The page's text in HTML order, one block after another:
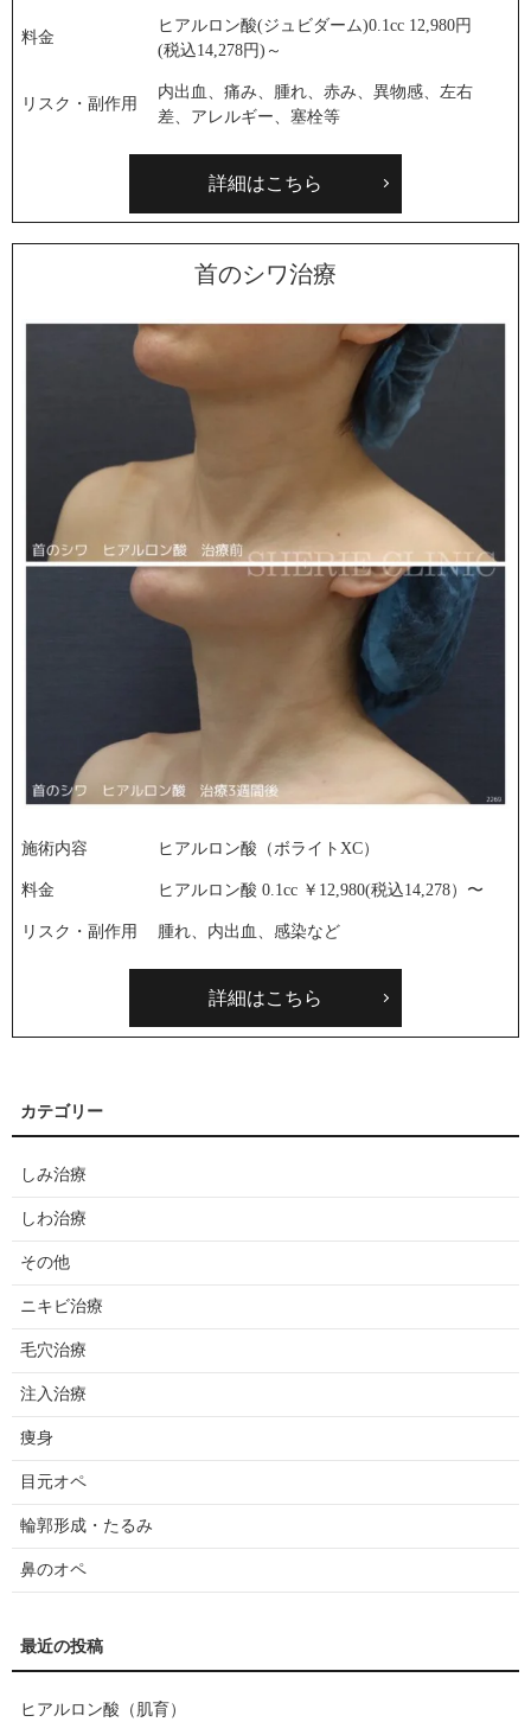
料金
ヒアルロン酸(ジュビダーム)0.1cc 12,980円
(税込14,278円)～
リスク・副作用
内出血、痛み、腫れ、赤み、異物感、左右
差、アレルギー、塞栓等
詳細はこちら
首のシワ治療
施術内容 ヒアルロン酸（ボライトXC）
料金 ヒアルロン酸 0.1cc ￥12,980(税込14,278）〜
リスク・副作用 腫れ、内出血、感染など
詳細はこちら
しみ治療
しわ治療
その他
ニキビ治療
毛穴治療
注入治療
痩身
目元オペ
輪郭形成・たるみ
鼻のオペ
ヒアルロン酸（肌育）